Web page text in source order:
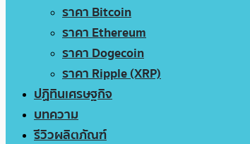
ราคา Bitcoin
ราคา Ethereum
ราคา Dogecoin
ราคา Ripple (XRP)
ปฏิทินเศรษฐกิจ
บทความ
รีวิวผลิตภัณฑ์